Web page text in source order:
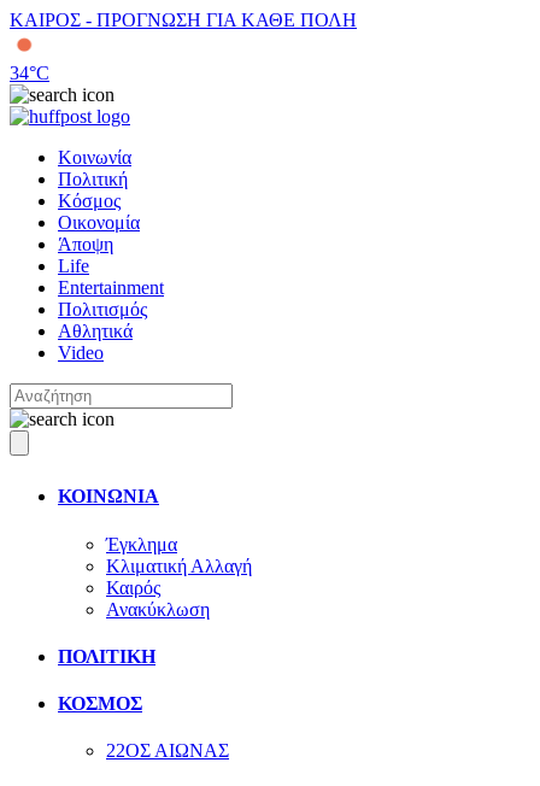
ΚΑΙΡΟΣ - ΠΡΟΓΝΩΣΗ ΓΙΑ ΚΑΘΕ ΠΟΛΗ
34°C
Κοινωνία
Πολιτική
Κόσμος
Οικονομία
Άποψη
Life
Entertainment
Πολιτισμός
Αθλητικά
Video
ΚΟΙΝΩΝΙΑ
Έγκλημα
Κλιματική Αλλαγή
Καιρός
Ανακύκλωση
ΠΟΛΙΤΙΚΗ
ΚΟΣΜΟΣ
22ΟΣ ΑΙΩΝΑΣ